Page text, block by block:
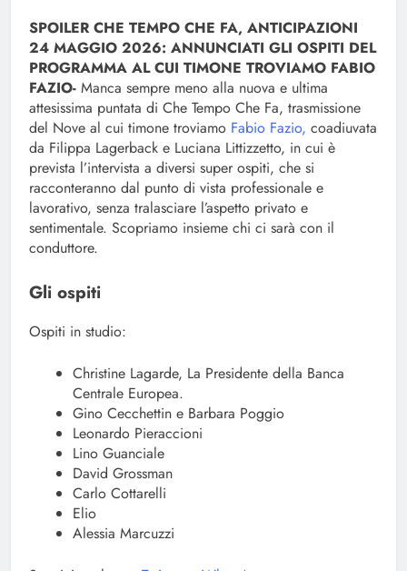
SPOILER CHE TEMPO CHE FA, ANTICIPAZIONI
24 MAGGIO 2026: ANNUNCIATI GLI OSPITI DEL
PROGRAMMA AL CUI TIMONE TROVIAMO FABIO
FAZIO- Manca sempre meno alla nuova e ultima
attesissima puntata di Che Tempo Che Fa, trasmissione
del Nove al cui timone troviamo Fabio Fazio, coadiuvata
da Filippa Lagerback e Luciana Littizzetto, in cui è
prevista l’intervista a diversi super ospiti, che si
racconteranno dal punto di vista professionale e
lavorativo, senza tralasciare l’aspetto privato e
sentimentale. Scopriamo insieme chi ci sarà con il
conduttore.
Gli ospiti
Ospiti in studio:
Christine Lagarde, La Presidente della Banca
Centrale Europea.
Gino Cecchettin e Barbara Poggio
Leonardo Pieraccioni
Lino Guanciale
David Grossman
Carlo Cottarelli
Elio
Alessia Marcuzzi